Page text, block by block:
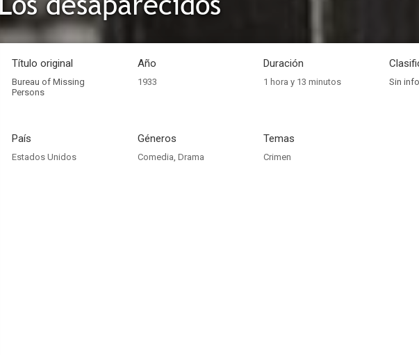
Título original
Bureau of Missing
Persons
Año
1933
Duración
1 hora y 13 minutos Sin
País
Estados Unidos
Géneros
Comedia, Drama
Temas
Crimen